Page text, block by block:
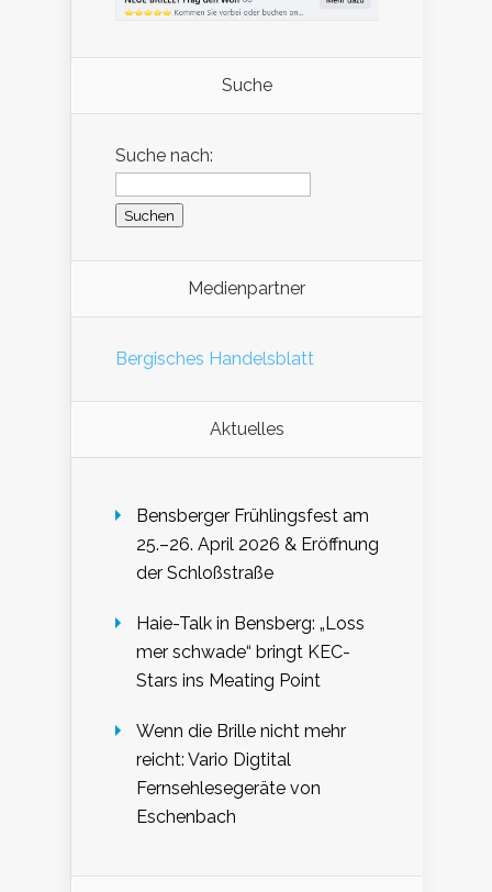
Suche
Suche nach:
Medienpartner
Bergisches Handelsblatt
Aktuelles
Bensberger Frühlingsfest am
25.–26. April 2026 & Eröffnung
der Schloßstraße
Haie-Talk in Bensberg: „Loss
mer schwade“ bringt KEC-
Stars ins Meating Point
Wenn die Brille nicht mehr
reicht: Vario Digtital
Fernsehlesegeräte von
Eschenbach